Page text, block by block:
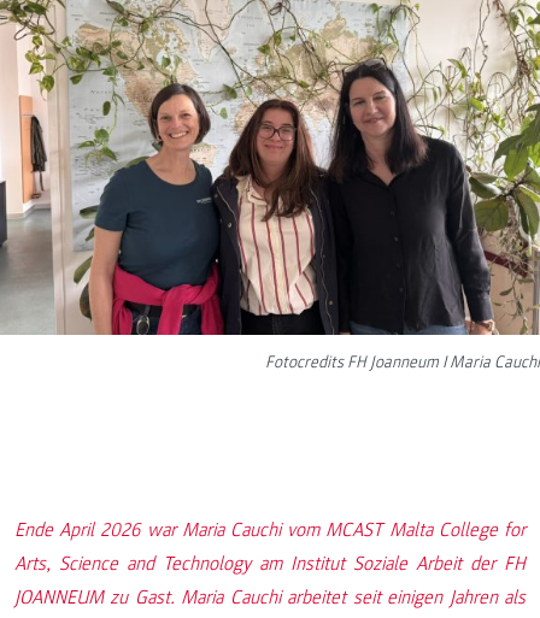
Fotocredits FH Joanneum I Maria Cauchi
Ende April 2026 war Maria Cauchi vom MCAST Malta College for
Arts, Science and Technology am Institut Soziale Arbeit der FH
JOANNEUM zu Gast. Maria Cauchi arbeitet seit einigen Jahren als